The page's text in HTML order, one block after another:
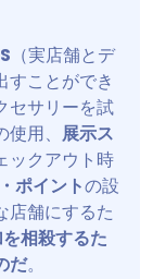
（実店舗とデ
すことができ
セサリーを試
使用、 展示ス
ックアウト時
ポイントの設
店舗にするた
相殺するた
だ。